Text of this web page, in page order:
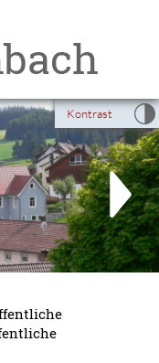
Kontrast